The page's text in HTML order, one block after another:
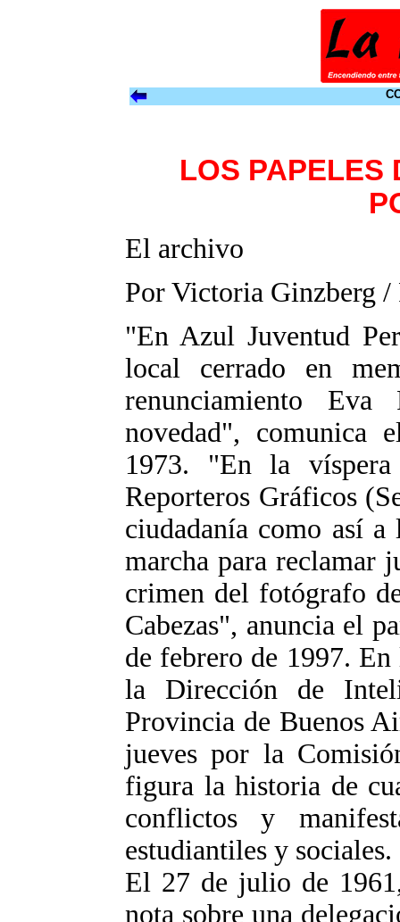
LOS PAPELES
El archivo
Por Victoria Ginzberg
"En Azul Juventud
local cerrado en
renunciamiento
novedad", comunica
1973. "En la
Reporteros Gráficos
ciudadanía como así
marcha para reclamar
crimen del fotógrafo
Cabezas", anuncia el
de febrero de 1997.
la Dirección de
Provincia de Buenos
jueves por la
figura la historia de
conflictos y
estudiantiles y sociales.
El 27 de julio de
nota sobre una